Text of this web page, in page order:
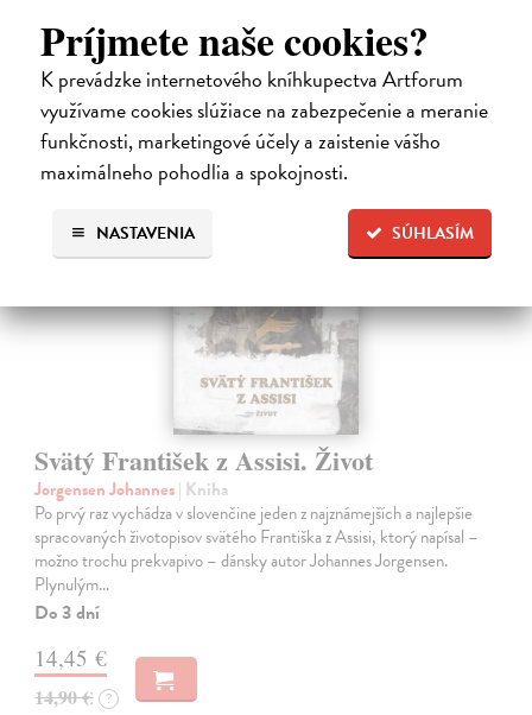
Príjmete naše cookies?
K prevádzke internetového kníhkupectva Artforum
využívame cookies slúžiace na zabezpečenie a meranie
funkčnosti, marketingové účely a zaistenie vášho
maximálneho pohodlia a spokojnosti.
SÚHLASÍM
NASTAVENIA
12,60 €
14,00 € ?
Svätý František z Assisi. Život
Jorgensen Johannes| Kniha
Po prvý raz vychádza v slovenčine jeden z najznámejších a najlepšie
spracovaných životopisov svätého Františka z Assisi, ktorý napísal –
možno trochu prekvapivo – dánsky autor Johannes Jorgensen.
Plynulým…
Do 3 dní
14,45 €
14,90 € ?